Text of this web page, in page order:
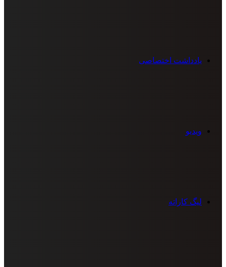
یادداشت اختصاصی
ویدیو
لیگ کاراته